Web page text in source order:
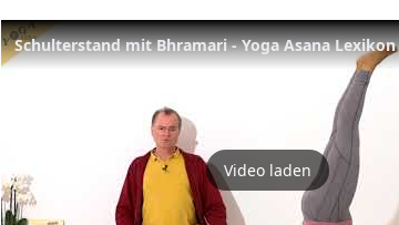
Schulterstand mit Bhramari - Yoga Asana Lexikon
Video laden